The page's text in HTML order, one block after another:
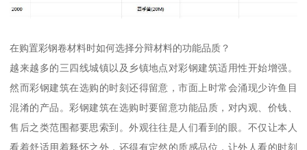
在购置彩钢卷材料时如何选择分辩材料的功能品质？
越来越多的三四线城镇以及乡镇地点对彩钢建筑适用性开始增强。
然而彩钢建筑在选购的时刻还得留意，市面上时常会涌现少许鱼目
混淆的产品。彩钢建筑在选购时要留意功能品质，对内观、价钱、
售后之类范围都要思索到。外观往往是人们看到的眼。不仅让本人
看着舒适用着释怀之外，还得有定然的质感品位，让外人看的时刻